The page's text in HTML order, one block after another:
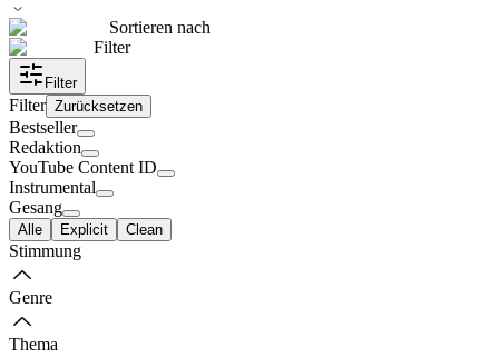
Sortieren nach
Filter
Filter
Filter Zurücksetzen
Bestseller
Redaktion
YouTube Content ID
Instrumental
Gesang
Alle Explicit Clean
Stimmung
Genre
Thema